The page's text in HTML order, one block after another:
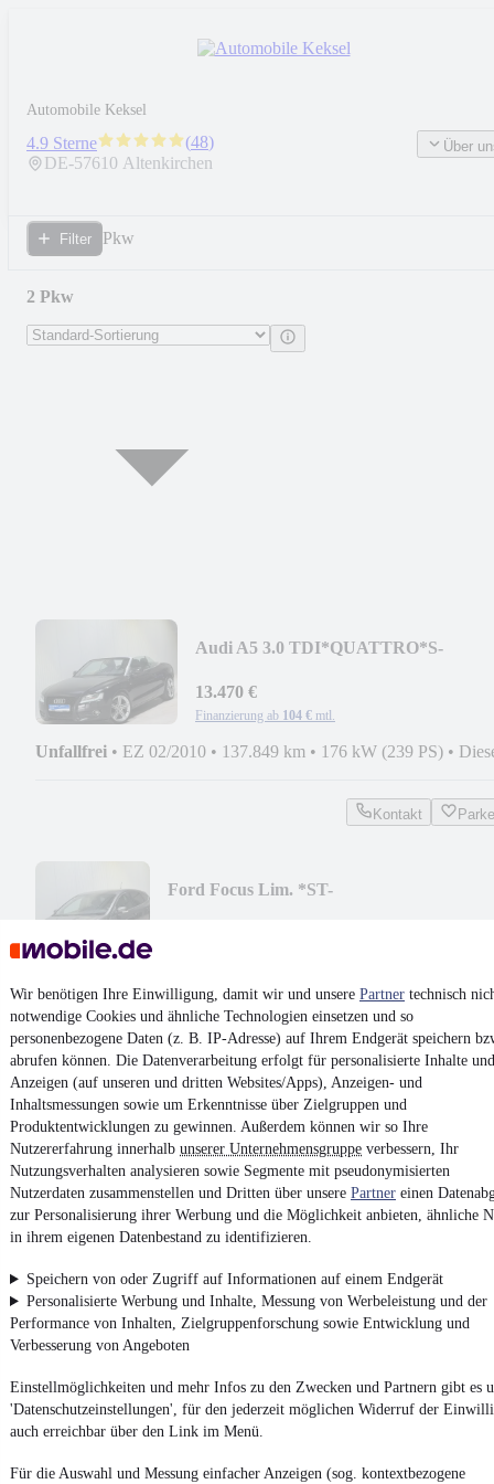
Wir benötigen Ihre Einwilligung, damit wir und unsere Partner technisch
notwendige Cookies und ähnliche Technologien einsetzen und so
personenbezogene Daten (z. B. IP-Adresse) auf Ihrem Endgerät speichern
abrufen können. Die Datenverarbeitung erfolgt für personalisierte Inhalte und
Anzeigen (auf unseren und dritten Websites/Apps), Anzeigen- und
Inhaltsmessungen sowie um Erkenntnisse über Zielgruppen und
Produktentwicklungen zu gewinnen. Außerdem können wir so Ihre
Nutzererfahrung innerhalb unserer Unternehmensgruppe verbessern, Ihr
Nutzungsverhalten analysieren sowie Segmente mit pseudonymisierten
Nutzerdaten zusammenstellen und Dritten über unsere Partner einen
zur Personalisierung ihrer Werbung und die Möglichkeit anbieten, ähnliche
in ihrem eigenen Datenbestand zu identifizieren.
Speichern von oder Zugriff auf Informationen auf einem Endgerät
Personalisierte Werbung und Inhalte, Messung von Werbeleistung und der
Performance von Inhalten, Zielgruppenforschung sowie Entwicklung und
Verbesserung von Angeboten
Einstellmöglichkeiten und mehr Infos zu den Zwecken und Partnern gibt es
'Datenschutzeinstellungen', für den jederzeit möglichen Widerruf der
auch erreichbar über den Link im Menü.
Für die Auswahl und Messung einfacher Anzeigen (sog. kontextbezogene
Automobile Keksel
4.9 Sterne (48)
DE-57610 Altenkirchen
Über
Filter Pkw
2 Pkw
Audi A5 3.0 TDI*QUATTRO*S-
13.470 €
Finanzierung ab 104 € mtl.
Unfallfrei • EZ 02/2010 • 137.849 km • 176 kW (239 PS) •
Kontakt
Ford Focus Lim. *ST-
EZ 11/2017•44.603 km•92 kW (125 PS)•Benzin
Kontakt
¹ MwSt. ausweisbar
4.6 Sterne
Nutze mobile.de schnell und einfach
Impressum
Vertrag widerrufen
Datenschutz